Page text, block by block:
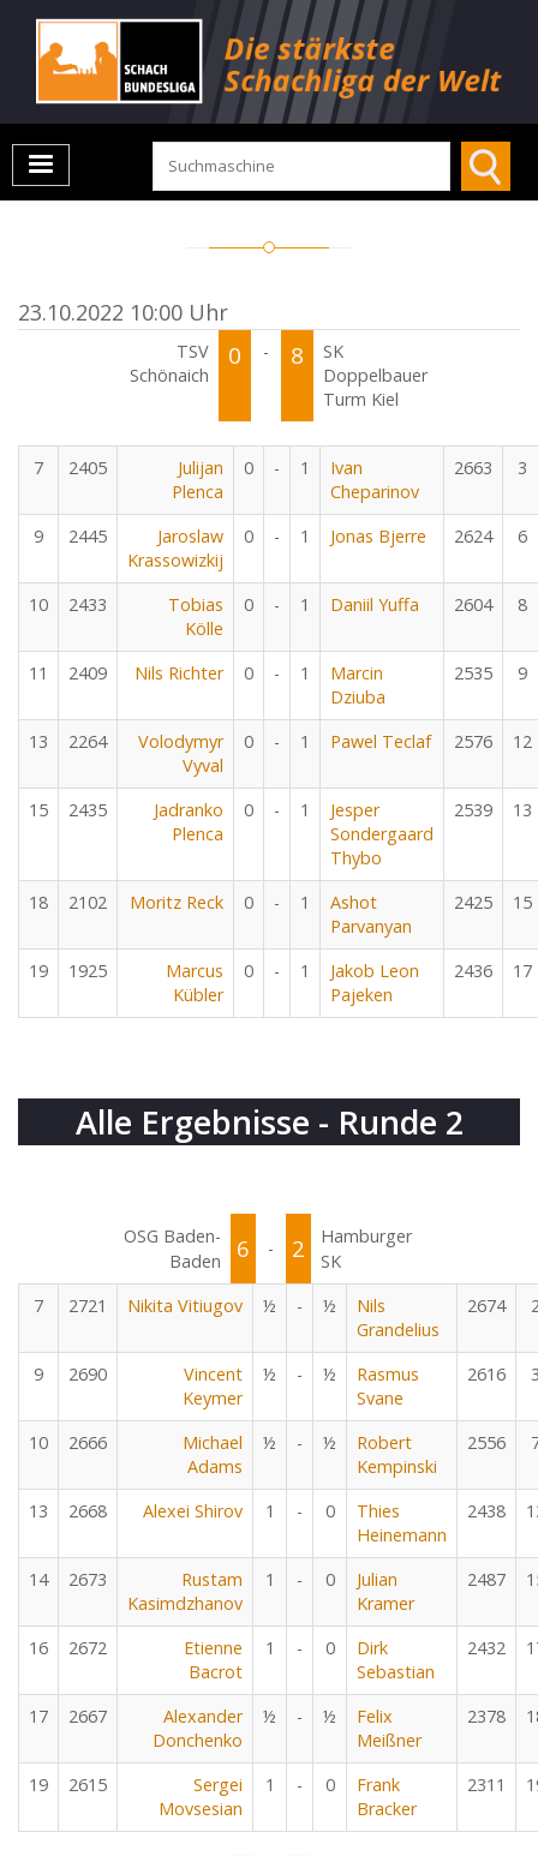
23.10.2022 10:00 Uhr
TSV
Schönaich
0 - 8
SK
Doppelbauer
Turm Kiel
7 2405
Julijan
Plenca
0 - 1
Ivan
Cheparinov
2663 3
9 2445
Jaroslaw
Krassowizkij
0 - 1 Jonas Bjerre 2624 6
10 2433
Tobias
Kölle
0 - 1 Daniil Yuffa 2604 8
11 2409 Nils Richter 0 - 1
Marcin
Dziuba
2535 9
13 2264
Volodymyr
Vyval
0 - 1 Pawel Teclaf 2576 12
15 2435
Jadranko
Plenca
0 - 1
Jesper
Sondergaard
Thybo
2539 13
18 2102 Moritz Reck 0 - 1
Ashot
Parvanyan
2425 15
19 1925
Marcus
Kübler
0 - 1
Jakob Leon
Pajeken
2436 17
Alle Ergebnisse - Runde 2
OSG Baden-
Baden
6 - 2
Hamburger
SK
7
2721 Nikita Vitiugov ½ - ½
Nils
Grandelius
2674
9 2690
Vincent
Keymer
½ - ½
Rasmus
Svane
2616
10 2666
Michael
Adams
½ - ½
Robert
Kempinski
2556
13 2668 Alexei Shirov 1 - 0
Thies
Heinemann
2438
14 2673
Rustam
Kasimdzhanov
1 - 0
Julian
Kramer
2487
16 2672
Etienne
Bacrot
1 - 0
Dirk
Sebastian
2432
17 2667
Alexander
Donchenko
½ - ½
Felix
Meißner
2378
19 2615
Sergei
Movsesian
1 - 0
Frank
Bracker
2311